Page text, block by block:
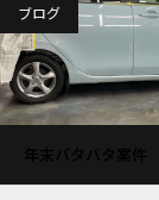
ブログ